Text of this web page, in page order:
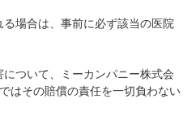
場合は、事前に必ず該当の医院
ついて、ミーカンパニー株式会
ではその賠償の責任を一切負わない